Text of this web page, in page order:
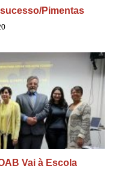
Pimentas
Vai à Escola